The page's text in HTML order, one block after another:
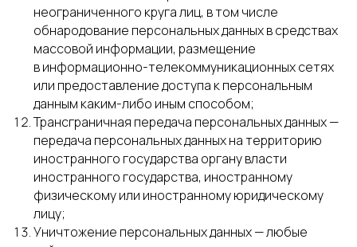
неограниченного круга лиц, в том числе
обнародование персональных данных в средствах
массовой информации, размещение
в информационно-телекоммуникационных сетях
или предоставление доступа к персональным
данным каким-либо иным способом;
Трансграничная передача персональных данных —
передача персональных данных на территорию
иностранного государства органу власти
иностранного государства, иностранному
физическому или иностранному юридическому
лицу;
Уничтожение персональных данных — любые